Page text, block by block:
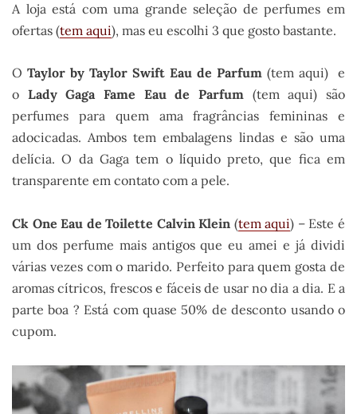
A loja está com uma grande seleção de perfumes em
ofertas (tem aqui), mas eu escolhi 3 que gosto bastante.
O Taylor by Taylor Swift Eau de Parfum (tem aqui) e
o Lady Gaga Fame Eau de Parfum (tem aqui) são
perfumes para quem ama fragrâncias femininas e
adocicadas. Ambos tem embalagens lindas e são uma
delícia. O da Gaga tem o líquido preto, que fica em
transparente em contato com a pele.
Ck One Eau de Toilette Calvin Klein (tem aqui) – Este é
um dos perfume mais antigos que eu amei e já dividi
várias vezes com o marido. Perfeito para quem gosta de
aromas cítricos, frescos e fáceis de usar no dia a dia. E a
parte boa ? Está com quase 50% de desconto usando o
cupom.